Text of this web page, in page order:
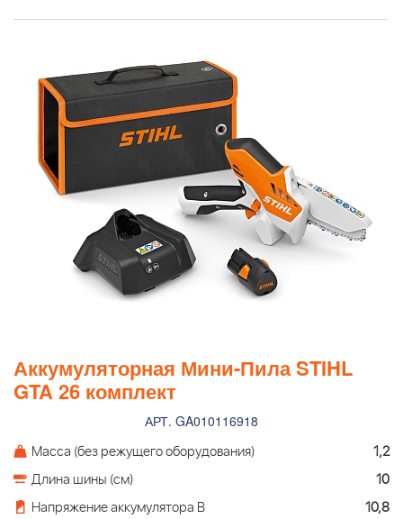
Аккумуляторная Мини-Пила STIHL
GTA 26 комплект
АРТ. GA010116918
Масса (без режущего оборудования)
1,2
Длина шины (см)
10
Напряжение аккумулятора В
10,8